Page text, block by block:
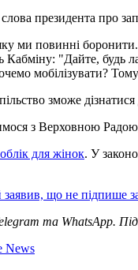
президента про
ми повинні
Кабміну: "Дайте, будь
мобілізувати? Тому
зможе дізнатися
з Верховною Радою,
для жінок. У
заявив, що не підпише
та WhatsApp.
News